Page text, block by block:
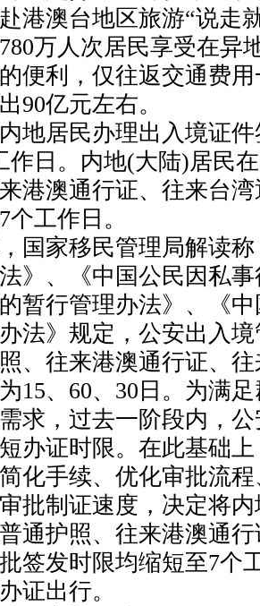
港澳台地区旅游“说走
万人次居民享受在异
便利，仅往返交通费
90亿元左右。
居民办理出入境证件
作日。内地(大陆)居民
港澳通行证、往来台
个工作日。
家移民管理局解读称
》、《中国公民因私
暂行管理办法》、《
法》规定，公安出入
、往来港澳通行证、
15、60、30日。为满
求，过去一阶段内，
办证时限。在此基础
化手续、优化审批流
批制证速度，决定将
通护照、往来港澳通
签发时限均缩短至7个
证出行。